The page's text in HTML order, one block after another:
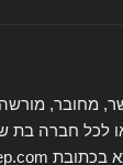
מחובר,
לכל חברה בת